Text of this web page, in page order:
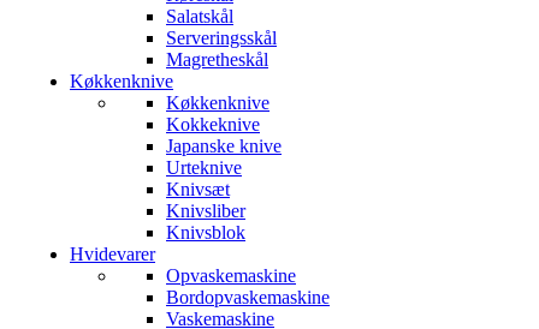
Salatskål
Serveringsskål
Magretheskål
Køkkenknive
Køkkenknive
Kokkeknive
Japanske knive
Urteknive
Knivsæt
Knivsliber
Knivsblok
Hvidevarer
Opvaskemaskine
Bordopvaskemaskine
Vaskemaskine